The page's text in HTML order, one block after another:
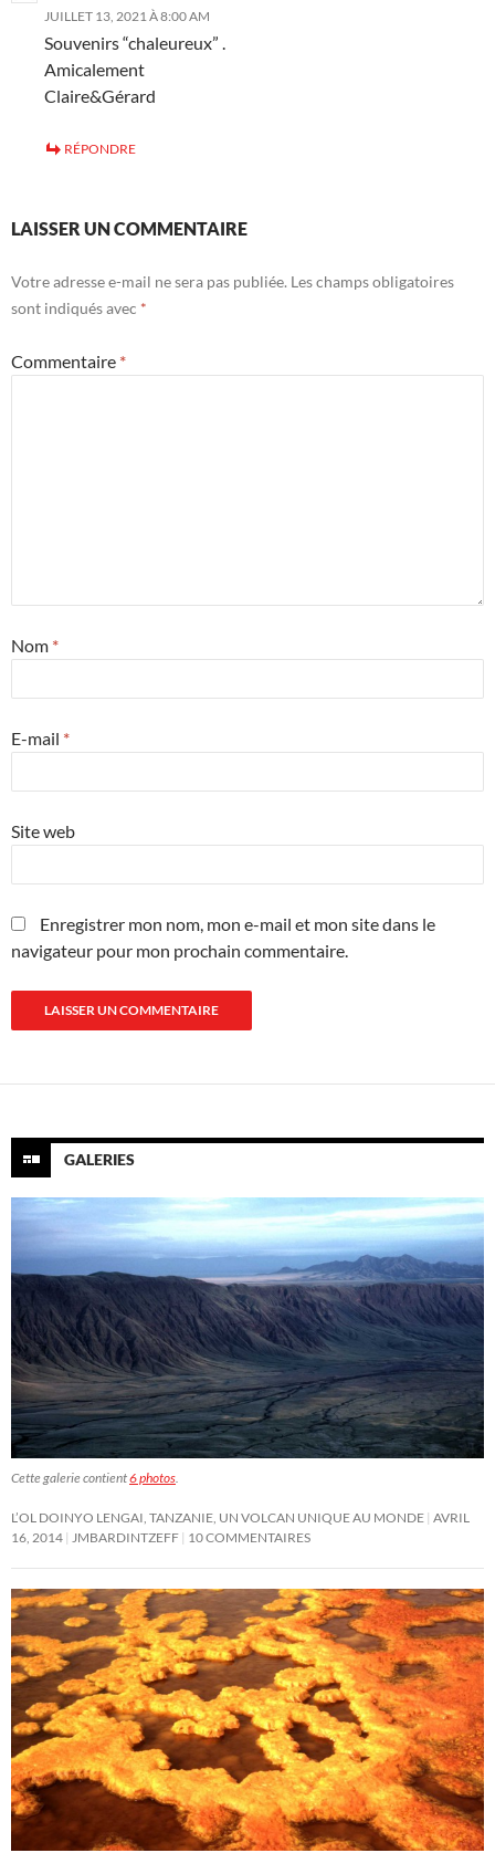
JUILLET 13, 2021 À 8:00 AM
Souvenirs “chaleureux” .
Amicalement
Claire&Gérard
RÉPONDRE
LAISSER UN COMMENTAIRE
Votre adresse e-mail ne sera pas publiée. Les champs obligatoires
sont indiqués avec *
Commentaire *
Nom *
E-mail *
Site web
Enregistrer mon nom, mon e-mail et mon site dans le
navigateur pour mon prochain commentaire.
GALERIES
Cette galerie contient6 photos.
L’OL DOINYO LENGAI, TANZANIE, UN VOLCAN UNIQUE AU MONDE AVRIL
16, 2014 JMBARDINTZEFF 10 COMMENTAIRES